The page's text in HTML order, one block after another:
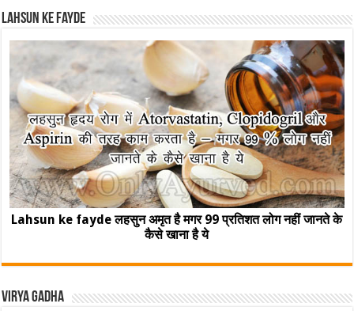
Lahsun ke fayde
Lahsun ke fayde लहसुन अमृत है मगर 99 प्रतिशत लोग नहीं जानते के
कैसे खाना है ये
Virya Gadha